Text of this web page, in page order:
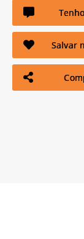
Salvar